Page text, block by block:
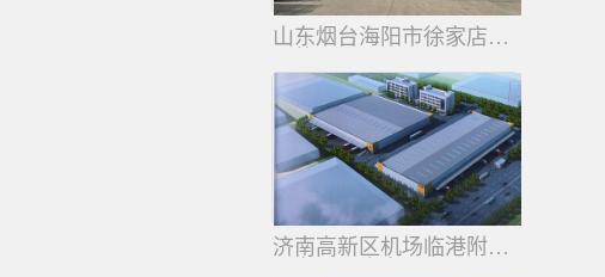
山东烟台海阳市徐家店镇气调库整
济南高新区机场临港附近整体园区